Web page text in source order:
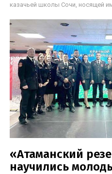
казачьей школы Сочи, носящей
«Атаманский
научились